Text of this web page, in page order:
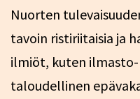
Nuorten
tavoin ristiriitaisia ja
ilmiöt, kuten
taloudellinen